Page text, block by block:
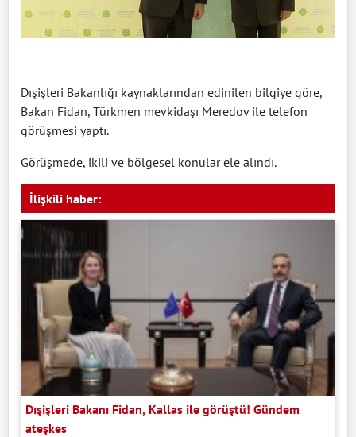
Dışişleri Bakanlığı kaynaklarından edinilen bilgiye göre,
Bakan Fidan, Türkmen mevkidaşı Meredov ile telefon
görüşmesi yaptı.
Görüşmede, ikili ve bölgesel konular ele alındı.
İlişkili haber:
Dışişleri Bakanı Fidan, Kallas ile görüştü! Gündem
ateşkes